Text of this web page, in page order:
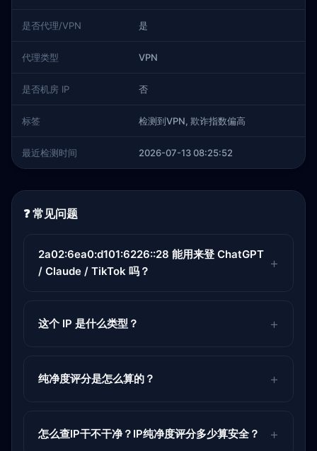
是否代理/VPN 是
代理类型 VPN
是否机房 IP 否
标签 检测到VPN, 欺诈指数偏高
最近检测时间 2026-07-13 08:25:52
❓ 常见问题
2a02:6ea0:d101:6226::28 能用来登 ChatGPT
/ Claude / TikTok 吗？
这个 IP 是什么类型？
纯净度评分是怎么算的？
怎么查IP干不干净？IP纯净度评分多少算安全？